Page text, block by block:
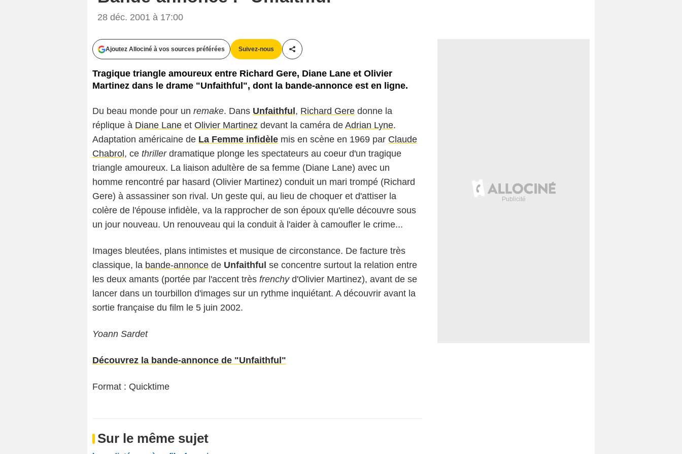
28 déc. 2001 à 17:00
Ajoutez Allociné à vos sources préférées Suivez-nous
Partager cet article
Tragique triangle amoureux entre Richard Gere, Diane Lane et Olivier
Martinez dans le drame "Unfaithful", dont la bande-annonce est en ligne.
Du beau monde pour un remake. Dans Unfaithful, Richard Gere donne la
réplique à Diane Lane et Olivier Martinez devant la caméra de Adrian Lyne.
Adaptation américaine de La Femme infidèle mis en scène en 1969 par Claude
Chabrol, ce thrillerdramatique plonge les spectateurs au coeur d'un tragique
triangle amoureux. La liaison adultère de sa femme (Diane Lane) avec un
homme rencontré par hasard (Olivier Martinez) conduit un mari trompé (Richard
Gere) à assassiner son rival. Un geste qui, au lieu de choquer et d'attiser la
colère de l'épouse infidèle, va la rapprocher de son époux qu'elle découvre sous
un jour nouveau. Un renouveau qui la conduit à l'aider à camoufler le crime...
Images bleutées, plans intimistes et musique de circonstance. De facture très
classique, la bande-annonce de Unfaithful se concentre surtout la relation entre
les deux amants (portée par l'accent très frenchyd'Olivier Martinez), avant de se
lancer dans un tourbillon d'images sur un rythme inquiétant. A découvrir avant la
sortie française du film le 5 juin 2002.
Yoann Sardet
Découvrez la bande-annonce de "Unfaithful"
Format : Quicktime
Sur le même sujet